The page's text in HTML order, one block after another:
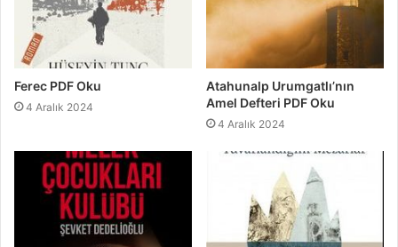
Ferec PDF Oku
4 Aralık 2024
Atahunalp Urumgatlı’nın
Amel Defteri PDF Oku
4 Aralık 2024